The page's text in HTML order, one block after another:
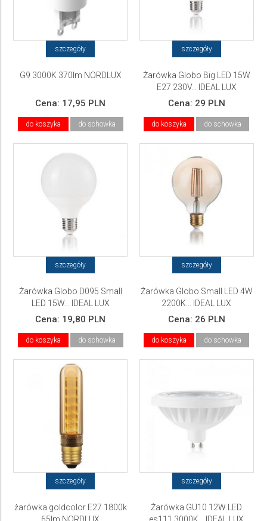
szczegóły
G9 3000K 370lm NORDLUX
Cena: 17,95 PLN
do koszyka do schowka
szczegóły
Żarówka Globo Big LED 15W
E27 230V... IDEAL LUX
Cena: 29 PLN
do koszyka do schowka
szczegóły
Żarówka Globo D095 Small
LED 15W... IDEAL LUX
Cena: 19,80 PLN
do koszyka do schowka
szczegóły
Żarówka Globo Small LED 4W
2200K... IDEAL LUX
Cena: 26 PLN
do koszyka do schowka
szczegóły
żarówka goldcolor E27 1800k
szczegóły
Żarówka GU10 12W LED